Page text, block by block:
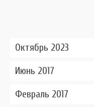
Октябрь 2023
Июнь 2017
Февраль 2017